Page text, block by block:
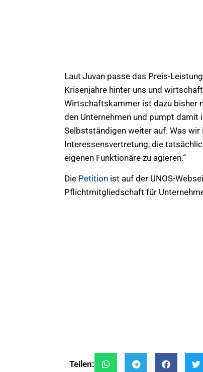
Laut Juvan passe das Preis-
Krisenjahre hinter uns und
Wirtschaftskammer ist dazu bisher
den Unternehmen und pumpt damit
Selbstständigen weiter auf. Was
Interessensvertretung, die
eigenen Funktionäre zu agieren.“
Die Petition ist auf der UNOS-
Pflichtmitgliedschaft für
Teilen: